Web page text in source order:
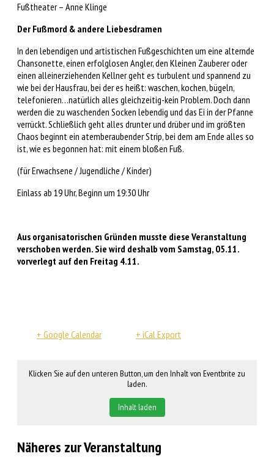
Fußtheater – Anne Klinge
Der Fußmord & andere Liebesdramen
In den lebendigen und artistischen Fußgeschichten um eine alternde
Chansonette, einen erfolglosen Angler, den Kleinen Zauberer oder
einen alleinerziehenden Kellner geht es turbulent und spannend zu
wie bei der Hausfrau, bei der es heißt: waschen, kochen, bügeln,
telefonieren…natürlich alles gleichzeitig-kein Problem. Doch dann
werden die zu waschenden Socken lebendig und das Ei in der Pfanne
verrückt. Schließlich geht alles drunter und drüber und im größten
Chaos beginnt ein atemberaubender Strip, bei dem am Ende alles so
ist, wie es begonnen hat: mit einem bloßen Fuß.
(für Erwachsene / Jugendliche / Kinder)
Einlass ab 19 Uhr, Beginn um 19:30 Uhr
Aus organisatorischen Gründen musste diese Veranstaltung
verschoben werden. Sie wird deshalb vom Samstag, 05.11.
vorverlegt auf den Freitag 4.11.
+ Google Calendar + iCal Export
Klicken Sie auf den unteren Button, um den Inhalt von Eventbrite zu
laden.
Inhalt laden
Näheres zur Veranstaltung